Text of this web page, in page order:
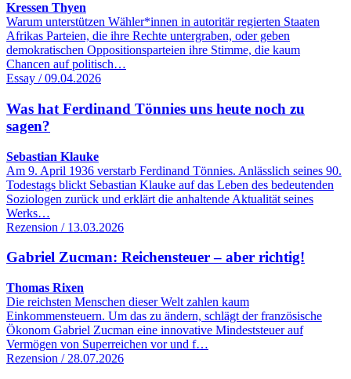
Kressen Thyen
Warum unterstützen Wähler*innen in autoritär regierten Staaten
Afrikas Parteien, die ihre Rechte untergraben, oder geben
demokratischen Oppositionsparteien ihre Stimme, die kaum
Chancen auf politisch…
Essay / 09.04.2026
Was hat Ferdinand Tönnies uns heute noch zu
sagen?
Sebastian Klauke
Am 9. April 1936 verstarb Ferdinand Tönnies. Anlässlich seines 90.
Todestags blickt Sebastian Klauke auf das Leben des bedeutenden
Soziologen zurück und erklärt die anhaltende Aktualität seines
Werks…
Rezension / 13.03.2026
Gabriel Zucman: Reichensteuer – aber richtig!
Thomas Rixen
Die reichsten Menschen dieser Welt zahlen kaum
Einkommensteuern. Um das zu ändern, schlägt der französische
Ökonom Gabriel Zucman eine innovative Mindeststeuer auf
Vermögen von Superreichen vor und f…
Rezension / 28.07.2026